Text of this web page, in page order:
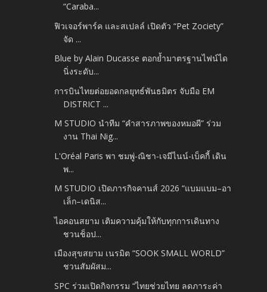
“Caraba...
ฟิวเจอร์พาร์ค และสเปลล์ เปิดตัว “Pet Zociety”
จัด ...
Blue by Alain Ducasse ตอกย้ำมาตรฐานไฟน์ได
นิ่งระดับ...
การบินไทยต่อยอดกลยุทธ์พันธมิตร จับมือ EM
DISTRICT ...
M STUDIO นำทีม “คำสารภาพของหมอผี” ร่วม
งาน Thai Nig...
L'Oréal Paris พา ชมพู่-ณิชา-เจมีไนน์-เบ็คกี้ เดิน
พ...
M STUDIO เปิดภารกิจคานส์ 2026 “แบมแบม–อา
เล็ก–เดนิส...
ไอคอนสยาม เติมความคุ้มให้กับทุกการเดินทาง
ชวนช็อป...
เมืองสุขสยาม เนรมิต “SOOK SMALL WORLD”
ชวนสัมผัสม...
SPC ร่วมเปิดกิจกรรม “ไทยช่วยไทย ลดภาระค่า